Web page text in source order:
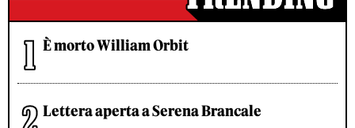
È morto William Orbit
Lettera aperta a Serena Brancale